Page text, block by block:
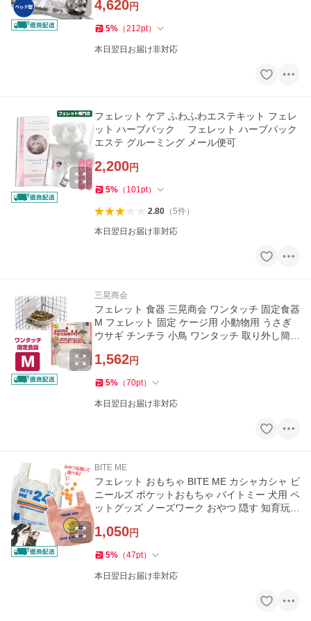
4,620円
5% （212pt）
本日翌日お届け非対応
フェレット ケア ふわふわエステキット フェレ
ット ハーブパック フェレット ハーブパック
エステ グルーミング メール便可
2,200円
5% （ 101pt）
2.80（5件）
本日翌日お届け非対応
三晃商会
フェレット 食器 三晃商会 ワンタッチ 固定食器
M フェレット 固定 ケージ用 小動物用 うさぎ
ウサギ チンチラ 小鳥 ワンタッチ 取り外し簡単
1,562円
5% （70pt）
本日翌日お届け非対応
BITE ME
フェレット おもちゃ BITE ME カシャカシャ ビ
ニールズ ポケットおもちゃ バイトミー 犬用 ペ
ットグッズ ノーズワーク おやつ 隠す 知育玩具
1,050円
5% （47pt）
本日翌日お届け非対応